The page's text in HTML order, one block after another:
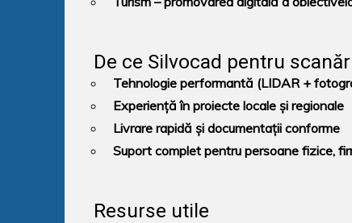
De ce Silvocad pentru
Tehnologie performantă (LIDAR +
Experiență în proiecte locale și regionale
Livrare rapidă și documentații conforme
Suport complet pentru persoane fizice,
Resurse utile